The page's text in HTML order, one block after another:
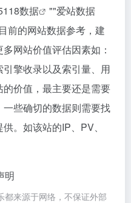
数据 ""爱站数据
前的网站数据参考，建
网站价值评估因素如：
擎收录以及索引量、用
价值，最主要还是需要
些确切的数据则需要找
。如该站的IP、PV、
明
都来源于网络，不保证外部